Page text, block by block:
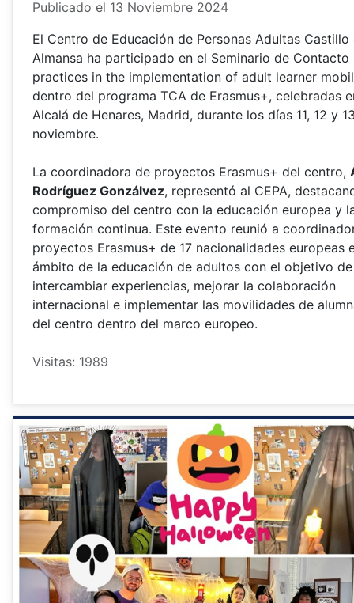
Publicado el 13 Noviembre 2024
El Centro de Educación de Personas Adultas Castillo
Almansa ha participado en el Seminario de Contacto
practices in the implementation of adult learner
dentro del programa TCA de Erasmus+, celebradas
Alcalá de Henares, Madrid, durante los días 11, 12 y
noviembre.
La coordinadora de proyectos Erasmus+ del centro,
Rodríguez Gonzálvez, representó al CEPA,
compromiso del centro con la educación europea y
formación continua. Este evento reunió a
proyectos Erasmus+ de 17 nacionalidades europeas
ámbito de la educación de adultos con el objetivo de
intercambiar experiencias, mejorar la colaboración
internacional e implementar las movilidades de
del centro dentro del marco europeo.
Visitas: 1989